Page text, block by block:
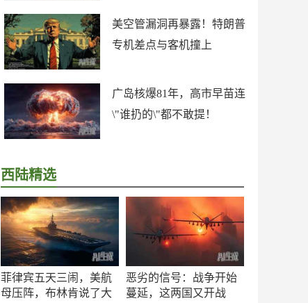
美空管漏洞再暴露！特朗普
专机差点与客机撞上
广岛核爆81年，高市早苗连
\"谁扔的\"都不敢提！
西陆精选
菲律宾五天三闹，美航
母压阵，布林肯说了大
恶劣的信号：战争开始
蔓延，这两国又开战